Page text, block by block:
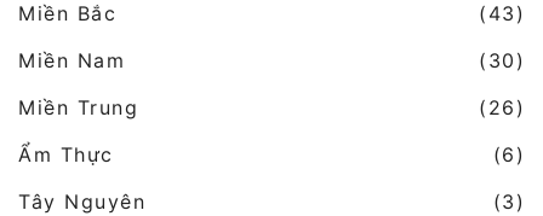
Miền Bắc
(43)
Miền Nam
(30)
Miền Trung
(26)
Ẩm Thực
(6)
Tây Nguyên
(3)